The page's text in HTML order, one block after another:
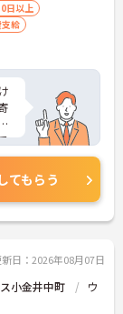
日以上
給
てもらう
日：2026年08月07日
小金井中町
ウ